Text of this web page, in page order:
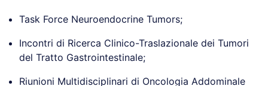
Task Force Neuroendocrine Tumors;
Incontri di Ricerca Clinico-Traslazionale dei Tumori
del Tratto Gastrointestinale;
Riunioni Multidisciplinari di Oncologia Addominale